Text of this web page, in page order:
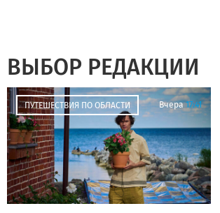
ВЫБОР РЕДАКЦИИ
ПУТЕШЕСТВИЯ ПО ОБЛАСТИ Вчера 17:41